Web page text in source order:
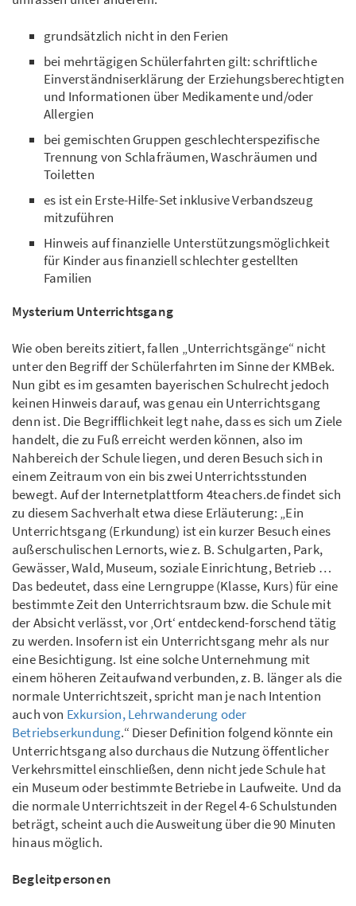
grundsätzlich nicht in den Ferien
bei mehrtägigen Schülerfahrten gilt: schriftliche
Einverständniserklärung der Erziehungsberechtigten
und Informationen über Medikamente und/oder
Allergien
bei gemischten Gruppen geschlechterspezifische
Trennung von Schlafräumen, Waschräumen und
Toiletten
es ist ein Erste-Hilfe-Set inklusive Verbandszeug
mitzuführen
Hinweis auf finanzielle Unterstützungsmöglichkeit
für Kinder aus finanziell schlechter gestellten
Familien
Mysterium Unterrichtsgang
Wie oben bereits zitiert, fallen „Unterrichtsgänge“ nicht
unter den Begriff der Schülerfahrten im Sinne der KMBek.
Nun gibt es im gesamten bayerischen Schulrecht jedoch
keinen Hinweis darauf, was genau ein Unterrichtsgang
denn ist. Die Begrifflichkeit legt nahe, dass es sich um Ziele
handelt, die zu Fuß erreicht werden können, also im
Nahbereich der Schule liegen, und deren Besuch sich in
einem Zeitraum von ein bis zwei Unterrichtsstunden
bewegt. Auf der Internetplattform 4teachers.de findet sich
zu diesem Sachverhalt etwa diese Erläuterung: „Ein
Unterrichtsgang (Erkundung) ist ein kurzer Besuch eines
außerschulischen Lernorts, wie z. B. Schulgarten, Park,
Gewässer, Wald, Museum, soziale Einrichtung, Betrieb …
Das bedeutet, dass eine Lerngruppe (Klasse, Kurs) für eine
bestimmte Zeit den Unterrichtsraum bzw. die Schule mit
der Absicht verlässt, vor ‚Ort‘ entdeckend-forschend tätig
zu werden. Insofern ist ein Unterrichtsgang mehr als nur
eine Besichtigung. Ist eine solche Unternehmung mit
einem höheren Zeitaufwand verbunden, z. B. länger als die
normale Unterrichtszeit, spricht man je nach Intention
auch von Exkursion, Lehrwanderung oder
Betriebserkundung.“ Dieser Definition folgend könnte ein
Unterrichtsgang also durchaus die Nutzung öffentlicher
Verkehrsmittel einschließen, denn nicht jede Schule hat
ein Museum oder bestimmte Betriebe in Laufweite. Und da
die normale Unterrichtszeit in der Regel 4-6 Schulstunden
beträgt, scheint auch die Ausweitung über die 90 Minuten
hinaus möglich.
Begleitpersonen